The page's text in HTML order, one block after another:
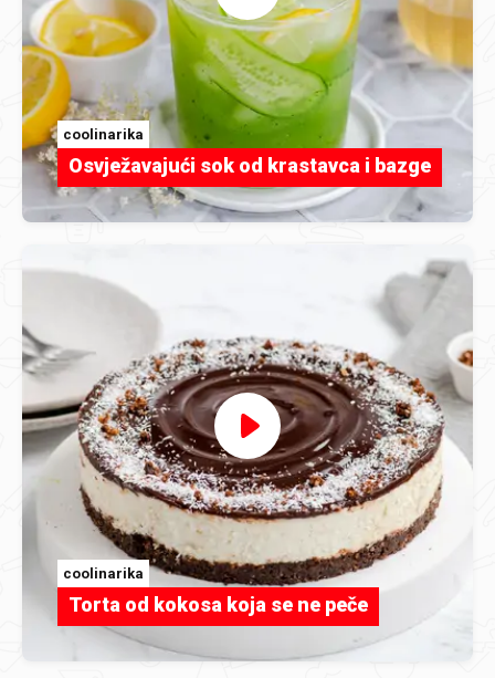
coolinarika
Osvježavajući sok od krastavca i bazge
coolinarika
Torta od kokosa koja se ne peče